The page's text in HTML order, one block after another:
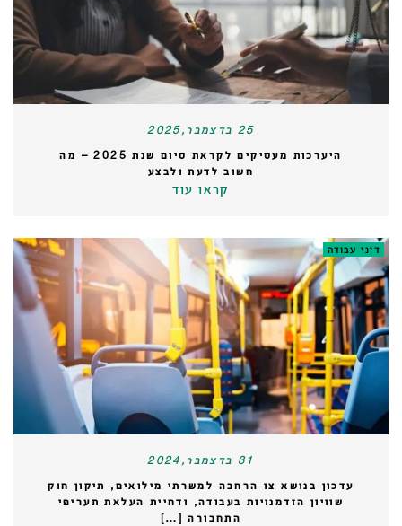
25 בדצמבר,2025
היערכות מעסיקים לקראת סיום שנת 2025 – מה
חשוב לדעת ולבצע
קראו עוד
דיני עבודה
31 בדצמבר,2024
עדכון בנושא צו הרחבה למשרתי מילואים, תיקון חוק
שוויון הזדמנויות בעבודה, ודחיית העלאת תעריפי
התחבורה […]